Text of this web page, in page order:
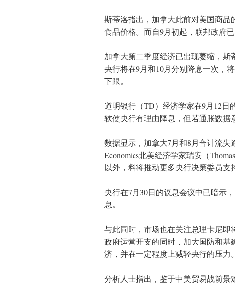
斯蒂洛指出，加拿大此前对美国商品
食品价格。而自9月初起，联邦政府
加拿大第二季度经济已出现萎缩，斯
央行将在9月和10月分别降息一次，
下限。
道明银行（TD）经济学家在9月12日
软使央行有理由降息，但若通胀数据
数据显示，加拿大7月和8月合计流失
Economics北美经济学家瑞安（
以外，料将推动更多央行决策委员支
央行在7月30日的议息会议中已暗示
息。
与此同时，市场也在关注总理卡尼
政府运营开支的同时，加大国防和
济，并在一定程度上减轻央行的压力。
分析人士指出，鉴于中美贸易战前景